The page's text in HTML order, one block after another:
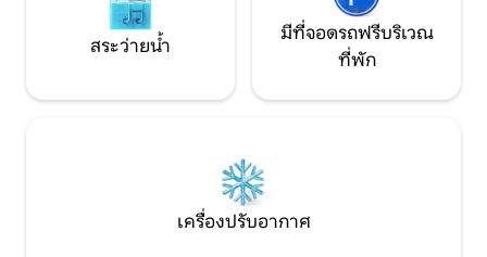
สระว่ายน้ำ
มีที่จอดรถฟรีบริเวณ
ที่พัก
เครื่องปรับอากาศ